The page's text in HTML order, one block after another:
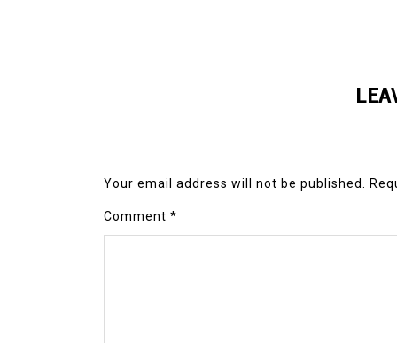
Your email address will not be published.
Comment *